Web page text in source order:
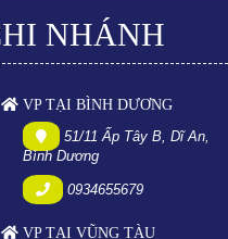
NHÁNH
VP TẠI BÌNH DƯƠNG
51/11 Ấp Tây B, Dĩ An,
Bình Dương
0934655679
VP TẠI VŨNG TÀU